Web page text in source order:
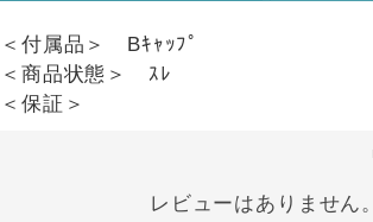
＜付属品＞ Bｷｬｯﾌﾟ
＜商品状態＞ ｽﾚ
＜保証＞
レビューはありません。